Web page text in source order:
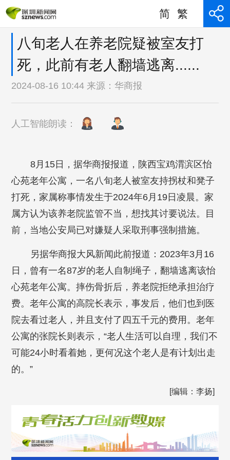
简 繁
八旬老人在养老院疑被室友打
死，此前有老人翻墙逃离......
2024-08-16 10:44 来源：华商报
人工智能朗读：
8月15日，据华商报报道，陕西宝鸡渭滨区怡
心苑老年公寓，一名八旬老人被室友持拐杖和凳子
打死，家属称事情发生于2024年6月19日凌晨。家
属方认为该养老院监管不当，想找其讨要说法。目
前，当地公安局已对嫌疑人采取刑事强制措施。
另据华商报大风新闻此前报道：2023年3月16
日，曾有一名87岁的老人自制绳子，翻墙逃离该怡
心苑老年公寓。摔伤骨折后，养老院拒绝承担治疗
费。老年公寓的高院长表示，事发后，他们也到医
院去看过老人，并且支付了四五千元的费用。老年
公寓的张院长则表示，“老人生活可以自理，我们不
可能24小时看着她，更何况这个老人是有计划出走
的。”
[编辑：李扬]